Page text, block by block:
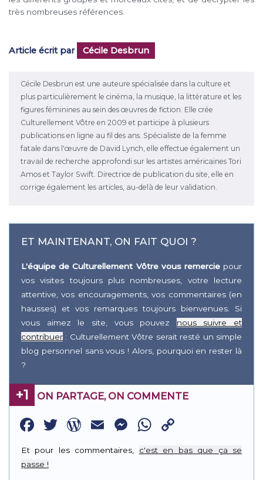
très nombreuses références.
Article écrit par Cécile Desbrun
Cécile Desbrun est une auteure spécialisée dans la culture et
plus particulièrement le cinéma, la musique, la littérature et les
figures féminines au sein des œuvres de fiction. Elle crée
Culturellement Vôtre en 2009 et participe à plusieurs
publications en ligne au fil des ans. Spécialiste de la femme
fatale dans l'œuvre de David Lynch, elle effectue également un
travail de recherche approfondi sur les artistes américaines Tori
Amos et Taylor Swift. Directrice de publication du site, elle en
corrige également les articles, au-delà de leur validation.
ET MAINTENANT, ON FAIT QUOI ?
L'équipe de Culturellement Vôtre vous remerciepour
vos visites toujours plus nombreuses, votre lecture
attentive, vos encouragements, vos commentaires (en
hausses) et vos remarques toujours bienvenues. Si
vous aimez le site, vous pouvez nous suivre et
contribuer : Culturellement Vôtre serait resté un simple
blog personnel sans vous ! Alors, pourquoi en rester là
?
+1 ON PARTAGE, ON COMMENTE
Facebook
Twitter
WordPress
EmailMessenger
WhatsApp
Link
Et pour les commentaires, c'est en bas que ça se
passe !